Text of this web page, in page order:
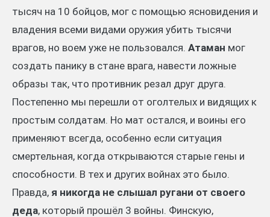
тысяч на 10 бойцов, мог с помощью ясновидения и
владения всеми видами оружия убить тысячи
врагов, но воем уже не пользовался. Атаман мог
создать панику в стане врага, навести ложные
образы так, что противник резал друг друга.
Постепенно мы перешли от оголтелых и видящих к
простым солдатам. Но мат остался, и воины его
применяют всегда, особенно если ситуация
смертельная, когда открываются старые гены и
способности. В тех и других войнах это было.
Правда, я никогда не слышал ругани от своего
деда, который прошёл 3 войны. Финскую,